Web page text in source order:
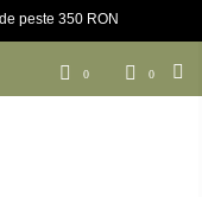
peste 350 RON
0
0